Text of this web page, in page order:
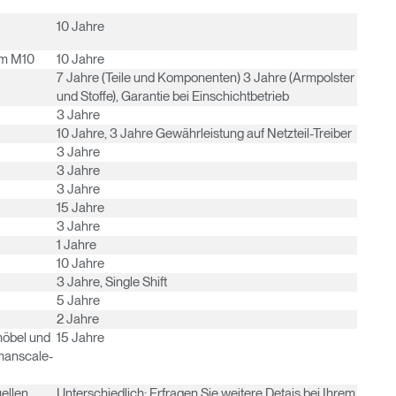
10 Jahre
M10
10 Jahre
7 Jahre (Teile und Komponenten) 3 Jahre (Armpolster
und Stoffe), Garantie bei Einschichtbetrieb
3 Jahre
10 Jahre, 3 Jahre Gewährleistung auf Netzteil-Treiber
3 Jahre
3 Jahre
3 Jahre
15 Jahre
3 Jahre
1 Jahre
10 Jahre
3 Jahre, Single Shift
5 Jahre
2 Jahre
und 15 Jahre